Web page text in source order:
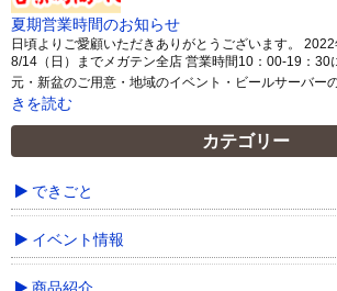
夏期営業時間のお知らせ
日頃よりご愛顧いただきありがとうございます。
8/14（日）までメガテン全店 営業時間10：00-19：30
元・新盆のご用意・地域のイベント・ビールサーバー
きを読む
カテゴリー
できごと
イベント情報